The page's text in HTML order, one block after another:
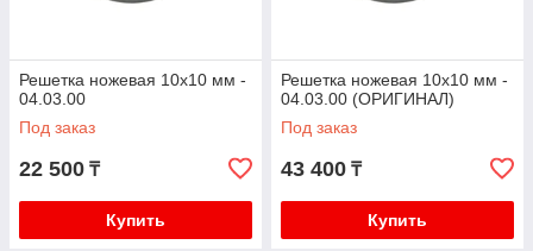
Решетка ножевая 10х10 мм -
04.03.00
Под заказ
22 500 ₸
Купить
Решетка ножевая 10х10 мм -
04.03.00 (ОРИГИНАЛ)
Под заказ
43 400 ₸
Купить